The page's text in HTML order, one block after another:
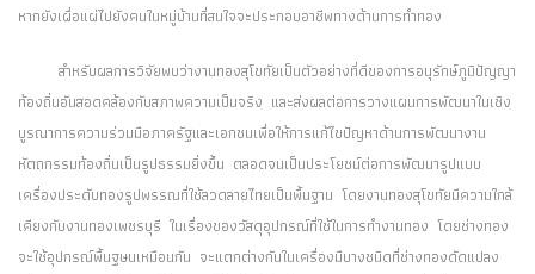
หากยังเผื่อแผ่ไปยังคนในหมู่บ้านที่สนใจจะประกอบอาชีพทางด้านการทำทอง
สำหรับผลการวิจัยพบว่างานทองสุโขทัยเป็นตัวอย่างที่ดีของการอนุรักษ์ภูมิปัญญา
ท้องถิ่นอันสอดคล้องกับสภาพความเป็นจริง และส่งผลต่อการวางแผนการพัฒนาในเชิง
บูรณาการความร่วมมือภาครัฐและเอกชนเพื่อให้การแก้ไขปัญหาด้านการพัฒนางาน
หัตถกรรมท้องถิ่นเป็นรูปธรรมยิ่งขึ้น ตลอดจนเป็นประโยชน์ต่อการพัฒนารูปแบบ
เครื่องประดับทองรูปพรรณที่ใช้ลวดลายไทยเป็นพื้นฐาน โดยงานทองสุโขทัยมีความใกล้
เคียงกับงานทองเพชรบุรี ในเรื่องของวัสดุอุปกรณ์ที่ใช้ในการทำงานทอง โดยช่างทอง
จะใช้อุปกรณ์พื้นฐษนเหมือนกัน จะแตกต่างกันในเครื่องมืบางชนิดที่ช่างทองดัดแปลง